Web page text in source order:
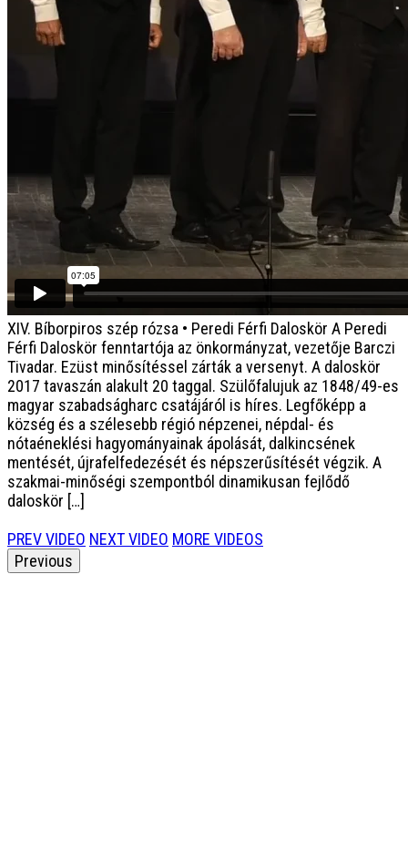
XIV. Bíborpiros szép rózsa • Peredi Férfi Daloskör A Peredi
Férfi Daloskör fenntartója az önkormányzat, vezetője Barczi
Tivadar. Ezüst minősítéssel zárták a versenyt. A daloskör
2017 tavaszán alakult 20 taggal. Szülőfalujuk az 1848/49-es
magyar szabadságharc csatájáról is híres. Legfőképp a
község és a szélesebb régió népzenei, népdal- és
nótaéneklési hagyományainak ápolását, dalkincsének
mentését, újrafelfedezését és népszerűsítését végzik. A
szakmai-minőségi szempontból dinamikusan fejlődő
daloskör […]
PREV VIDEO NEXT VIDEO MORE VIDEOS
Previous